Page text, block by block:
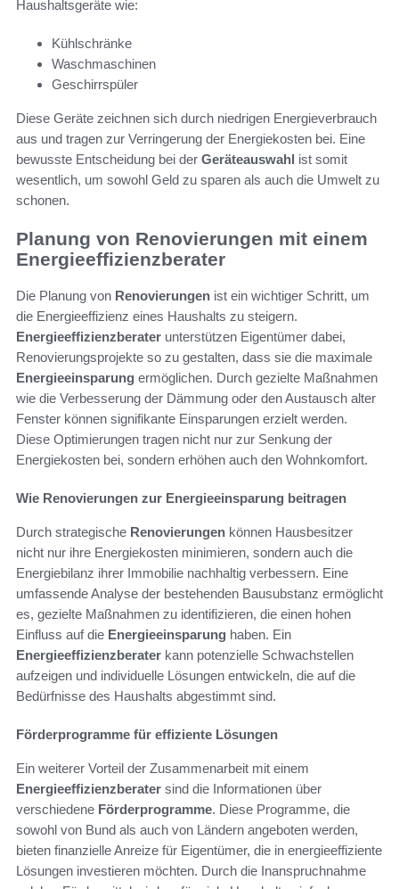
Haushaltsgeräte wie:
Kühlschränke
Waschmaschinen
Geschirrspüler
Diese Geräte zeichnen sich durch niedrigen Energieverbrauch
aus und tragen zur Verringerung der Energiekosten bei. Eine
bewusste Entscheidung bei der Geräteauswahl ist somit
wesentlich, um sowohl Geld zu sparen als auch die Umwelt zu
schonen.
Planung von Renovierungen mit einem
Energieeffizienzberater
Die Planung von Renovierungen ist ein wichtiger Schritt, um
die Energieeffizienz eines Haushalts zu steigern.
Energieeffizienzberater unterstützen Eigentümer dabei,
Renovierungsprojekte so zu gestalten, dass sie die maximale
Energieeinsparung ermöglichen. Durch gezielte Maßnahmen
wie die Verbesserung der Dämmung oder den Austausch alter
Fenster können signifikante Einsparungen erzielt werden.
Diese Optimierungen tragen nicht nur zur Senkung der
Energiekosten bei, sondern erhöhen auch den Wohnkomfort.
Wie Renovierungen zur Energieeinsparung beitragen
Durch strategische Renovierungen können Hausbesitzer
nicht nur ihre Energiekosten minimieren, sondern auch die
Energiebilanz ihrer Immobilie nachhaltig verbessern. Eine
umfassende Analyse der bestehenden Bausubstanz ermöglicht
es, gezielte Maßnahmen zu identifizieren, die einen hohen
Einfluss auf die Energieeinsparung haben. Ein
Energieeffizienzberater kann potenzielle Schwachstellen
aufzeigen und individuelle Lösungen entwickeln, die auf die
Bedürfnisse des Haushalts abgestimmt sind.
Förderprogramme für effiziente Lösungen
Ein weiterer Vorteil der Zusammenarbeit mit einem
Energieeffizienzberater sind die Informationen über
verschiedene Förderprogramme. Diese Programme, die
sowohl von Bund als auch von Ländern angeboten werden,
bieten finanzielle Anreize für Eigentümer, die in energieeffiziente
Lösungen investieren möchten. Durch die Inanspruchnahme